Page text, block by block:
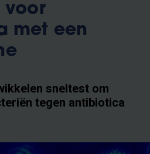
voor
met een
sneltest om
tegen antibiotica